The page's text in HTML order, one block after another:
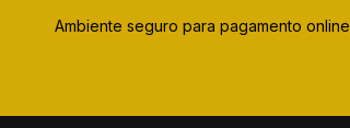
Ambiente seguro para pagamento online